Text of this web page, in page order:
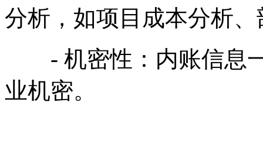
分析，如项目成本分析
- 机密性：内账信息一
业机密。